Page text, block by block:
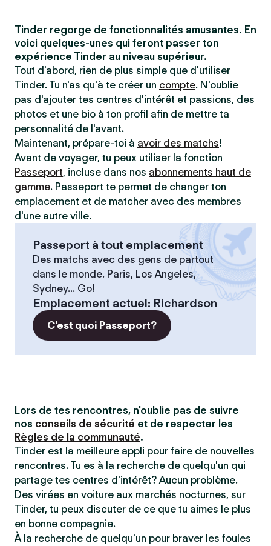
Tinder regorge de fonctionnalités amusantes. En
voici quelques-unes qui feront passer ton
expérience Tinder au niveau supérieur.
Tout d'abord, rien de plus simple que d'utiliser
Tinder. Tu n'as qu'à te créer un compte. N'oublie
pas d'ajouter tes centres d'intérêt et passions, des
photos et une bio à ton profil afin de mettre ta
personnalité de l'avant.
Maintenant, prépare-toi à avoir des matchs!
Avant de voyager, tu peux utiliser la fonction
Passeport, incluse dans nos abonnements haut de
gamme. Passeport te permet de changer ton
emplacement et de matcher avec des membres
d'une autre ville.
Passeport à tout emplacement
Des matchs avec des gens de partout
dans le monde. Paris, Los Angeles,
Sydney... Go!
Emplacement actuel: Richardson
C'est quoi Passeport?
Lors de tes rencontres, n'oublie pas de suivre
nos conseils de sécurité et de respecter les
Règles de la communauté.
Tinder est la meilleure appli pour faire de nouvelles
rencontres. Tu es à la recherche de quelqu'un qui
partage tes centres d'intérêt? Aucun problème.
Des virées en voiture aux marchés nocturnes, sur
Tinder, tu peux discuter de ce que tu aimes le plus
en bonne compagnie.
À la recherche de quelqu'un pour braver les foules